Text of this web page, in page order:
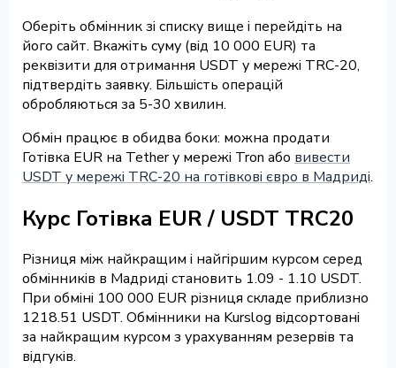
Оберіть обмінник зі списку вище і перейдіть на
його сайт. Вкажіть суму (від 10 000 EUR) та
реквізити для отримання USDT у мережі TRC-20,
підтвердіть заявку. Більшість операцій
обробляються за 5-30 хвилин.
Обмін працює в обидва боки: можна продати
Готівка EUR на Tether у мережі Tron або вивести
USDT у мережі TRC-20 на готівкові євро в Мадриді.
Курс Готівка EUR / USDT TRC20
Різниця між найкращим і найгіршим курсом серед
обмінників в Мадриді становить 1.09 - 1.10 USDT.
При обміні 100 000 EUR різниця складе приблизно
1218.51 USDT. Обмінники на Kurslog відсортовані
за найкращим курсом з урахуванням резервів та
відгуків.